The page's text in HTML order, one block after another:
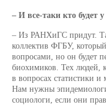
– И все-таки кто будет
– Из РАНХиГС придут.
коллектив ФГБУ,
вопросами, но он будет
биохимиков. Тех людей,
в вопросах статистики и
Нам нужны
социологи, если они